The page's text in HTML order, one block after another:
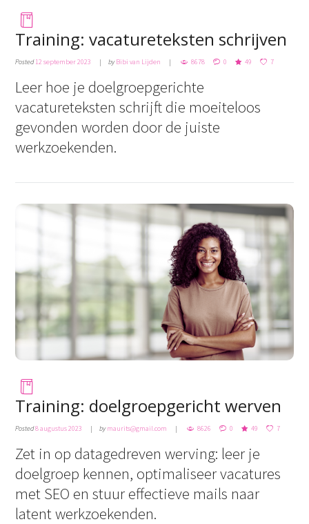
Training: vacatureteksten schrijven
Posted12 september 2023 byBibi van Lijden 8678 0 49 7
Leer hoe je doelgroepgerichte
vacatureteksten schrijft die moeiteloos
gevonden worden door de juiste
werkzoekenden.
Training: doelgroepgericht werven
Posted8 augustus 2023 bymaurits@gmail.com 8626 0 49 7
Zet in op datagedreven werving: leer je
doelgroep kennen, optimaliseer vacatures
met SEO en stuur effectieve mails naar
latent werkzoekenden.